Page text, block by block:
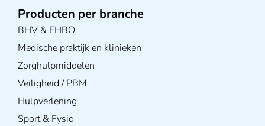
Producten per branche
BHV & EHBO
Medische praktijk en klinieken
Zorghulpmiddelen
Veiligheid / PBM
Hulpverlening
Sport & Fysio